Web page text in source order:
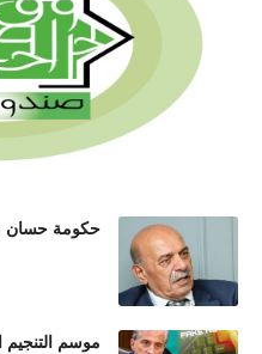
حكومة حسان
موسم التنجيم